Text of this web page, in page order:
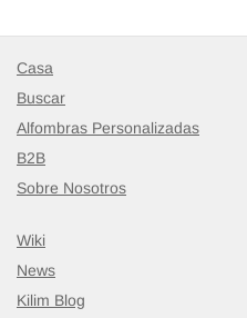
Casa
Buscar
Alfombras Personalizadas
B2B
Sobre Nosotros
Wiki
News
Kilim Blog